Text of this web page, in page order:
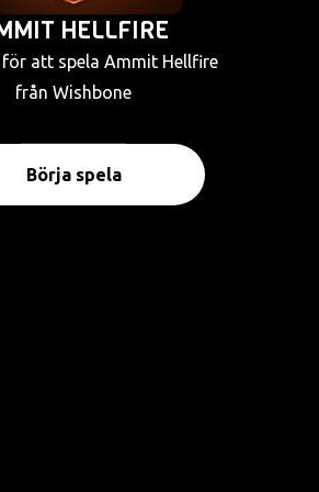
HELLFIRE
för att spela Ammit Hellfire
från Wishbone
Börja spela